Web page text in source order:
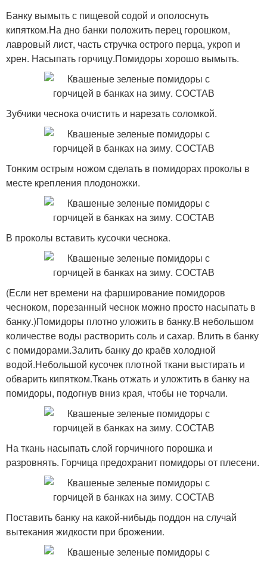
Банку вымыть с пищевой содой и ополоснуть
кипятком.На дно банки положить перец горошком,
лавровый лист, часть стручка острого перца, укроп и
хрен. Насыпать горчицу.Помидоры хорошо вымыть.
Зубчики чеснока очистить и нарезать соломкой.
Тонким острым ножом сделать в помидорах проколы в
месте крепления плодоножки.
В проколы вставить кусочки чеснока.
(Если нет времени на фарширование помидоров
чесноком, порезанный чеснок можно просто насыпать в
банку.)Помидоры плотно уложить в банку.В небольшом
количестве воды растворить соль и сахар. Влить в банку
с помидорами.Залить банку до краёв холодной
водой.Небольшой кусочек плотной ткани выстирать и
обварить кипятком.Ткань отжать и уложтить в банку на
помидоры, подогнув вниз края, чтобы не торчали.
На ткань насыпать слой горчичного порошка и
разровнять. Горчица предохранит помидоры от плесени.
Поставить банку на какой-нибыдь поддон на случай
вытекания жидкости при брожении.